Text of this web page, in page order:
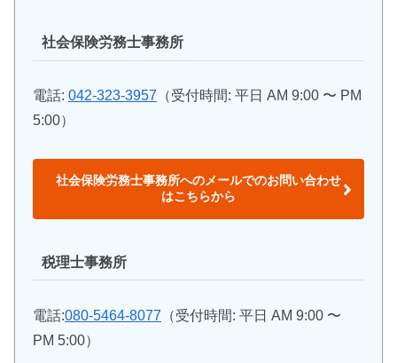
社会保険労務士事務所
電話: 042-323-3957 （受付時間: 平日 AM 9:00 〜 PM
5:00）
社会保険労務士事務所へのメールでのお問い合わせ
はこちらから
税理士事務所
電話:080-5464-8077 （受付時間: 平日 AM 9:00 〜
PM 5:00）